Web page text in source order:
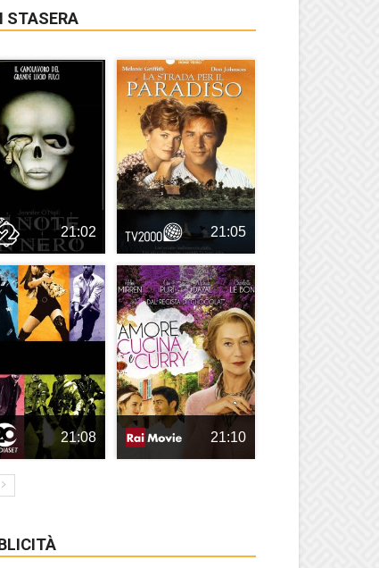
STASERA
21:02 21:05
21:08 21:10